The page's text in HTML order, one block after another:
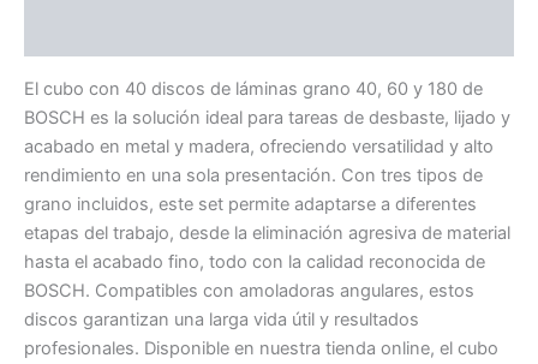
El cubo con 40 discos de láminas grano 40, 60 y 180 de
BOSCH es la solución ideal para tareas de desbaste, lijado y
acabado en metal y madera, ofreciendo versatilidad y alto
rendimiento en una sola presentación. Con tres tipos de
grano incluidos, este set permite adaptarse a diferentes
etapas del trabajo, desde la eliminación agresiva de material
hasta el acabado fino, todo con la calidad reconocida de
BOSCH. Compatibles con amoladoras angulares, estos
discos garantizan una larga vida útil y resultados
profesionales. Disponible en nuestra tienda online, el cubo